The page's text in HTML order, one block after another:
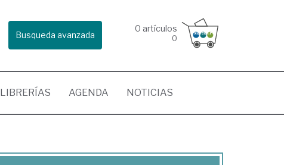
Busqueda avanzada
0 artículos
0
LIBRERÍAS AGENDA NOTICIAS